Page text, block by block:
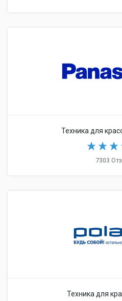
Техника для
7303
Техника для